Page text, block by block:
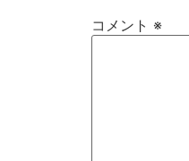
コメント ※